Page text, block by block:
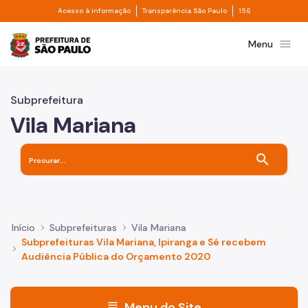
Pular para o Conteúdo principal
Acesso à informação Divisor de acesso à informação
Transparência São Paulo Divisor de
156
Prefeitura de São PauloMenu menu
Subprefeitura
Vila Mariana
search
Início Subprefeituras
Vila Mariana
Subprefeituras Vila Mariana, Ipiranga e Sé recebem
Audiência Pública do Orçamento 2020
menu